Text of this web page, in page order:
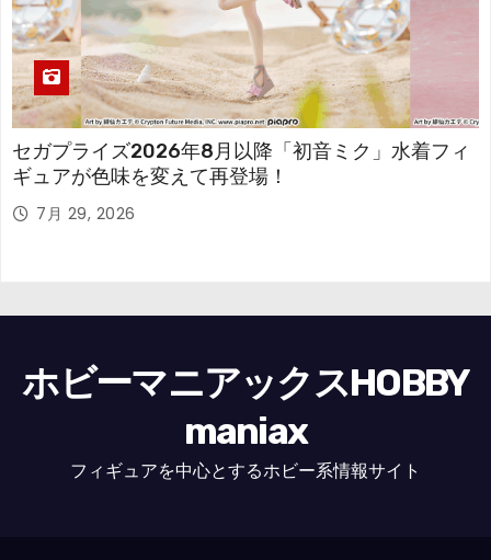
セガプライズ2026年8月以降「初音ミク」水着フィ
ギュアが色味を変えて再登場！
7月 29, 2026
ホビーマニアックスHOBBY
maniax
フィギュアを中心とするホビー系情報サイト